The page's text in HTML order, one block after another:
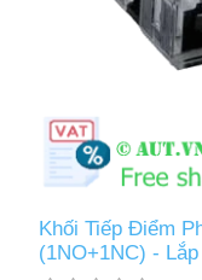
Khối Tiếp Điểm
(1NO+1NC) -